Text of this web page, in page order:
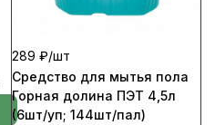
289 ₽/шт
Средство для мытья пола
Горная долина ПЭТ 4,5л
(6шт/уп; 144шт/пал)